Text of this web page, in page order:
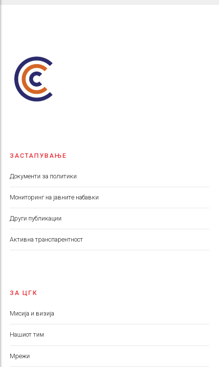
ЗАСТАПУВАЊЕ
Документи за политики
Мониторинг на јавните набавки
Други публикации
Aктивна транспарентност
ЗА ЦГК
Мисија и визија
Нашиот тим
Мрежи